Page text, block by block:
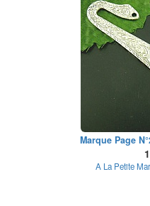
Marque Page
A La Petite